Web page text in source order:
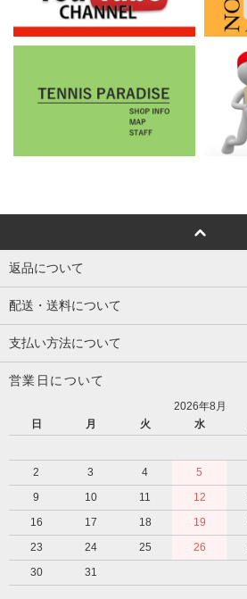
返品について
配送・送料について
支払い方法について
営業日について
2026年8月
日
月 火 水
2
3 4 5
9
10 11 12
16
17 18 19
23
24 25 26
30
31